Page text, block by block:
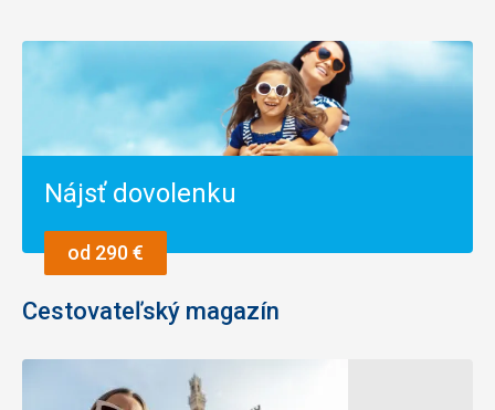
Nájsť dovolenku
od 290 €
Cestovateľský magazín